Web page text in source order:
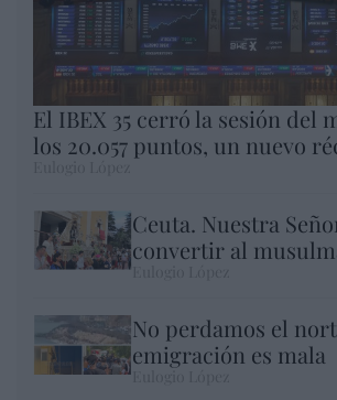
El IBEX 35 cerró la sesión del
los 20.057 puntos, un nuevo
Ceuta. Nuestra
convertir al
No perdamos el
emigración es mala